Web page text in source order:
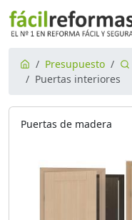
Presupuesto
Puertas interiores
Puertas de madera